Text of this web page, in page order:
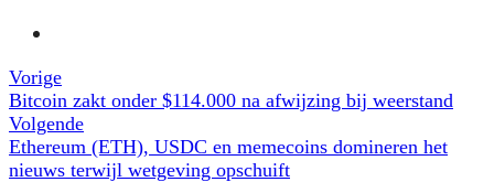
Vorige
Bitcoin zakt onder $114.000 na afwijzing bij weerstand
Volgende
Ethereum (ETH), USDC en memecoins domineren het
nieuws terwijl wetgeving opschuift